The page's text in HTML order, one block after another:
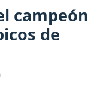
campeón
de